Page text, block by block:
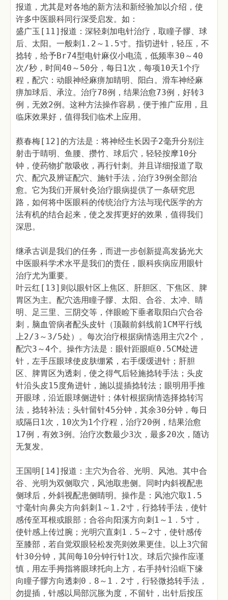
报道，尤其是对各地的新方法和新经验加以介绍，使
许多中医眼科同行深受启发。如：
盛广玉[11]报道：深轻刺加电针治疗，取瞳子髎、球
后、太阳。一般刺1.2～1.5寸。指切进针，轻压，不
捻转，给予Br74型电针麻仪小电流，低频率30～40
次/秒，时间40～50分，每日1次，每项10天1个疗
程，配穴：动眼神经麻痹加睛明、阳白。滑车神经麻
痹加球后、承泣。治疗78例，结果治愈73例，好转3
例，无效2例。这种方法操作容易，便于推广应用，且
临床效果好，值得我们临术上应用。
蔡春梅[12]的方法是：将神经生长因子2毫升分别注
射击于睛明、鱼腰、攒竹、球后穴，轻轻按摩10分
钟，使药物扩散吸收，再行针刺。并且详细报道了取
穴、配穴及辨证配穴、施针手法，治疗39例全部治
愈。它为我们开展针灸治疗眼病提供了一条研究思
路，如何将中医眼科的传统治疗方法与现代医学的方
法有机的结合起来，使之发挥更好的效果，值得我们
深思。
继承古训是我们的任务，而进一步创新提高发扬光大
中医眼科学术水平是我们的责任，眼科疾病应用眼针
治疗尤为重要。
叶云红[13]则以眼针区上焦区、肝胆区、下焦区、脾
胃区为主。配穴选用瞳子髎、太阳、合谷、太冲、睛
明、足三里、三阴交等，伴眼睑下垂者取阳白穴合谷
刺，脑血管病者配头皮针（顶颞前斜线前1CM平行线
上2/3～3/5处）。每次治疗根据病情选用主穴2个，
配穴3～4个。操作方法是：眼针距眼眶0.5CM处进
针，左手压眼球使皮肤绷紧，右手缓缓进针；肝胆
区、脾胃区为透刺，使之得气后轻施捻转手法；头皮
针沿头皮15度角进针，施以提插捻转法；眼明用手推
开眼球，沿近眼球侧进针；体针根据病情选择捻转泻
法，捻转补法；头针留针45分钟，其余30分钟，每日
或隔日1次，10次为1个疗程，治疗20例，结果治愈
17例，有效3例。治疗次数最少3次，最多20次，随访
无复发。
王国明[14]报道：主穴为合谷、光明、风池。其中合
谷、光明为双侧取穴，风池取患侧。同时内斜视配患
侧球后，外斜视配患侧睛明。操作是：风池穴取1.5
寸毫针向鼻尖方向斜刺1～1.2寸，行捻转手法，使针
感传至耳根或眼部；合谷向阳溪方向刺1～1．5寸，
使针感上传过腕；光明穴直刺1．5～2寸，使针感传
至膝部，若自觉双眼轻松发亮则效果更佳。以上3穴留
针30分钟，其间每10分钟行针1次。球后穴操作应谨
慎，用左手拇指将眼球托向上方，右手持针沿眶下缘
向瞳子髎方向透刺0．8～1．2寸，行轻微捻转手法，
勿提插，针感以局部沉胀为度，不留针，出针后按压